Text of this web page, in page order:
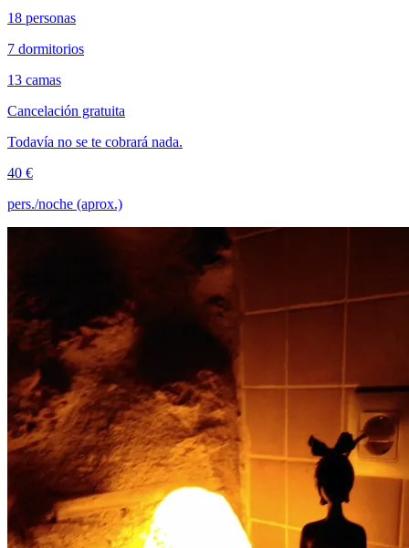
18 personas
7 dormitorios
13 camas
Cancelación gratuita
Todavía no se te cobrará nada.
40 €
pers./noche (aprox.)